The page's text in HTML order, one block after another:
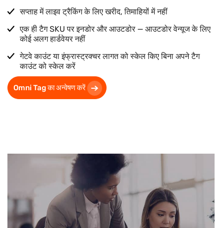
सप्ताह में लाइव ट्रैकिंग के लिए खरीद, तिमाहियों में नहीं
एक ही टैग SKU पर इनडोर और आउटडोर — आउटडोर वेन्यूज के लिए
कोई अलग हार्डवेयर नहीं
गेटवे काउंट या इंफ्रास्ट्रक्चर लागत को स्केल किए बिना अपने टैग
काउंट को स्केल करें
Omni Tag का अन्वेषण करें